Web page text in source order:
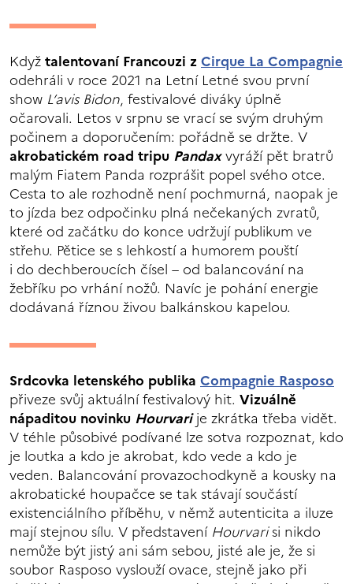
Kdyžtalentovaní Francouzi zCirque La Compagnie
odehráli v roce 2021 na Letní Letné svou první
show L’avis Bidon, festivalové diváky úplně
očarovali. Letos v srpnu se vrací se svým druhým
počinem a doporučením: pořádně se držte. V
akrobatickém road tripu Pandaxvyráží pět bratrů
malým Fiatem Panda rozprášit popel svého otce.
Cesta to ale rozhodně není pochmurná, naopak je
to jízda bez odpočinku plná nečekaných zvratů,
které od začátku do konce udržují publikum ve
střehu. Pětice se s lehkostí a humorem pouští
i do dechberoucích čísel – od balancování na
žebříku po vrhání nožů. Navíc je pohání energie
dodávaná říznou živou balkánskou kapelou.
Srdcovka letenského publika Compagnie Rasposo
přiveze svůj aktuální festivalový hit. Vizuálně
nápaditou novinku Hourvari je zkrátka třeba vidět.
V téhle působivé podívané lze sotva rozpoznat, kdo
je loutka a kdo je akrobat, kdo vede a kdo je
veden. Balancování provazochodkyně a kousky na
akrobatické houpačce se tak stávají součástí
existenciálního příběhu, v němž autenticita a iluze
mají stejnou sílu. V představení Hourvarisi nikdo
nemůže být jistý ani sám sebou, jisté ale je, že si
soubor Rasposo vyslouží ovace, stejně jako při